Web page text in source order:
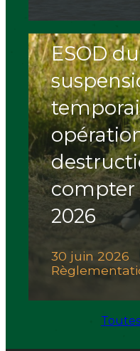
ESOD
compter
2026
30 juin 2026